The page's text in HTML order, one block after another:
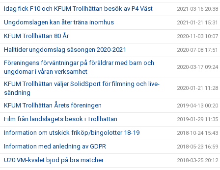
Idag fick F10 och KFUM Trollhättan besök av P4 Väst 2021-03-16 20:38
Ungdomslagen kan åter träna inomhus 2021-01-21 15:31
KFUM Trollhättan 80 År 2020-11-03 10:07
Halltider ungdomslag säsongen 2020-2021 2020-07-08 17:51
Föreningens förväntningar på föräldrar med barn och
ungdomar i våran verksamhet
2020-03-17 09:24
KFUM Trollhättan väljer SolidSport för filmning och live-
sändning
2020-01-21 11:28
KFUM Trollhättan Årets föreningen 2019-04-13 00:20
Film från landslagets besök i Trollhättan 2019-01-29 11:35
Information om utskick friköp/bingolotter 18-19 2018-10-24 15:43
Information med anledning av GDPR 2018-05-23 16:59
U20 VM-kvalet bjöd på bra matcher 2018-03-25 20:12